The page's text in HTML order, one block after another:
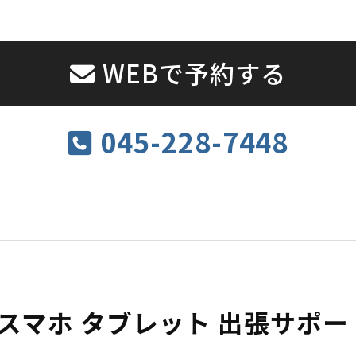
WEBで予約する
045-228-7448
マホ タブレット 出張サポ